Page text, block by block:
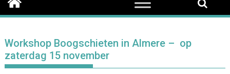
Workshop Boogschieten in Almere – op
zaterdag 15 november